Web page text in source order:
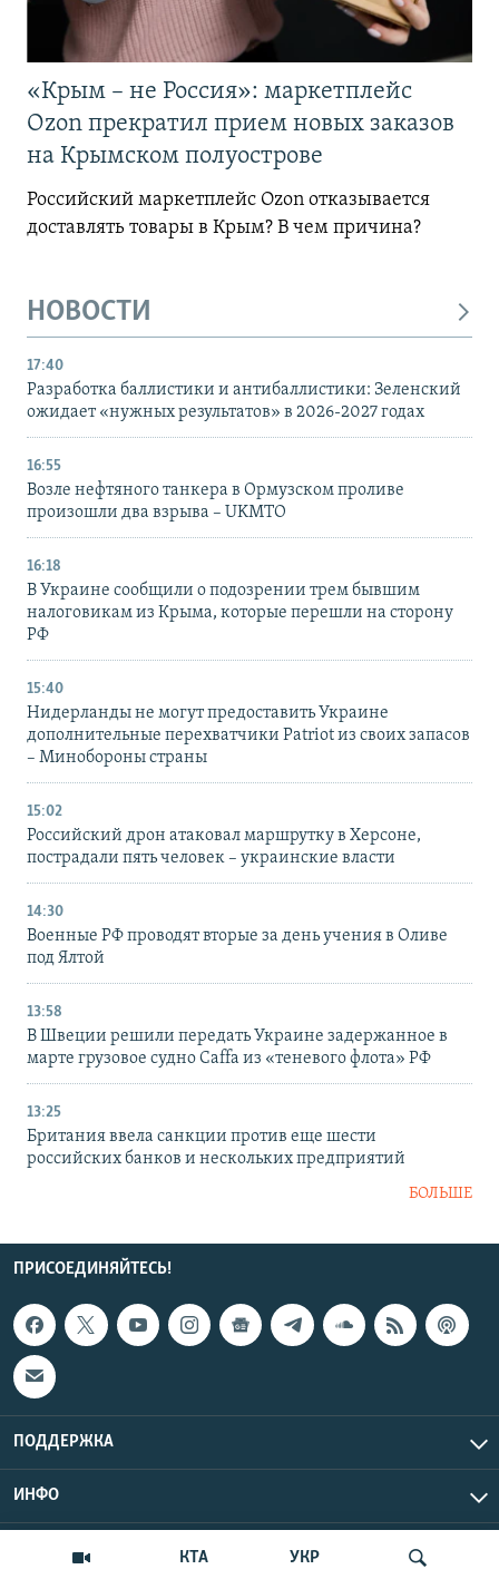
КТА УКР
«Крым – не Россия»: маркетплейс
Ozon прекратил прием новых заказов
на Крымском полуострове
Российский маркетплейс Ozon отказывается
доставлять товары в Крым? В чем причина?
НОВОСТИ
17:40
Разработка баллистики и антибаллистики: Зеленский
ожидает «нужных результатов» в 2026-2027 годах
16:55
Возле нефтяного танкера в Ормузском проливе
произошли два взрыва – UKMTO
16:18
В Украине сообщили о подозрении трем бывшим
налоговикам из Крыма, которые перешли на сторону
РФ
15:40
Нидерланды не могут предоставить Украине
дополнительные перехватчики Patriot из своих запасов
– Минобороны страны
15:02
Российский дрон атаковал маршрутку в Херсоне,
пострадали пять человек – украинские власти
14:30
Военные РФ проводят вторые за день учения в Оливе
под Ялтой
13:58
В Швеции решили передать Украине задержанное в
марте грузовое судно Caffa из «теневого флота» РФ
13:25
Британия ввела санкции против еще шести
российских банков и нескольких предприятий
БОЛЬШЕ
ПРИСОЕДИНЯЙТЕСЬ!
ПОДДЕРЖКА
ИНФО
Copyright Крым.Реалии, 2026 | Все права защищены.
UTC+3